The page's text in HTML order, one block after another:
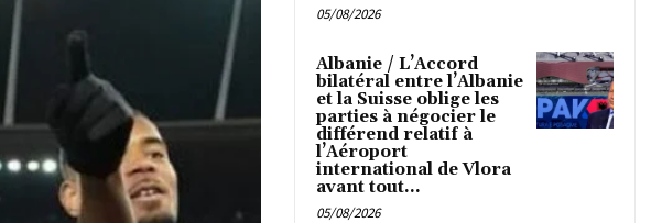
05/08/2026
Albanie / L’Accord
bilatéral entre l’Albanie
et la Suisse oblige les
parties à négocier le
différend relatif à
l’Aéroport
international de Vlora
avant tout...
05/08/2026